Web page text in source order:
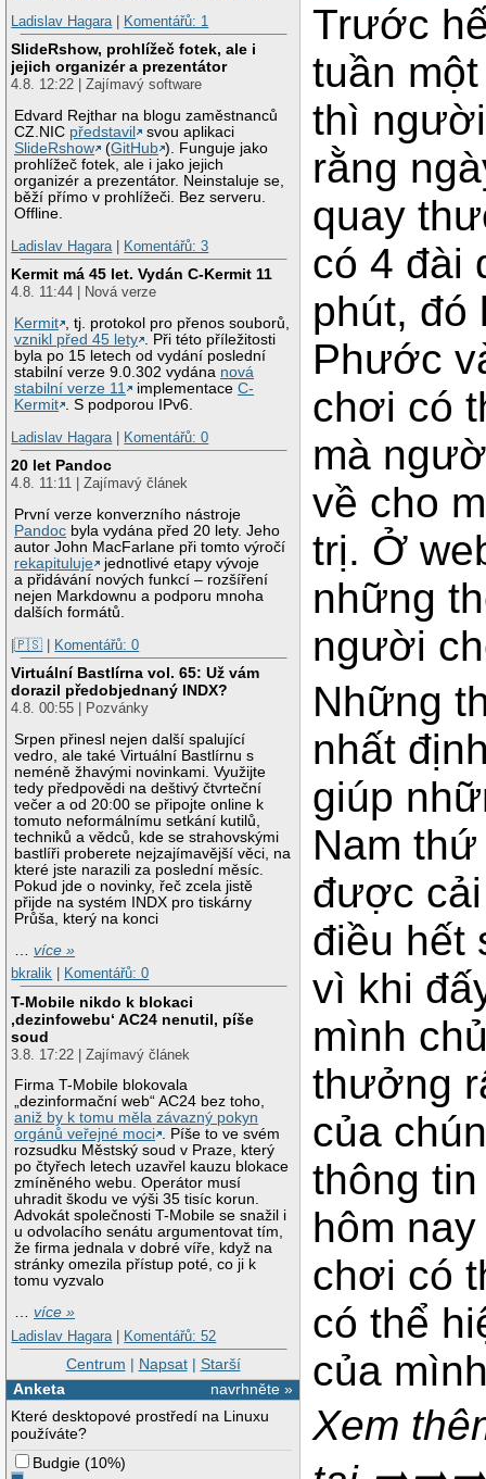
Ladislav Hagara | Komentářů: 1
SlideRshow, prohlížeč fotek, ale i
jejich organizér a prezentátor
4.8. 12:22 | Zajímavý software
Edvard Rejthar na blogu zaměstnanců
CZ.NIC představil
svou aplikaci
SlideRshow
(GitHub ). Funguje jako
prohlížeč fotek, ale i jako jejich
organizér a prezentátor. Neinstaluje se,
běží přímo v prohlížeči. Bez serveru.
Offline.
Ladislav Hagara | Komentářů: 3
Kermit má 45 let. Vydán C-Kermit 11
4.8. 11:44 | Nová verze
Kermit , tj. protokol pro přenos souborů,
vznikl před 45 lety . Při této příležitosti
byla po 15 letech od vydání poslední
stabilní verze 9.0.302 vydána nová
stabilní verze 11
implementaceC-
Kermit . S podporou IPv6.
Ladislav Hagara | Komentářů: 0
20 let Pandoc
4.8. 11:11 | Zajímavý článek
První verze konverzního nástroje
Pandoc byla vydána před 20 lety. Jeho
autor John MacFarlane při tomto výročí
rekapituluje
jednotlivé etapy vývoje
a přidávání nových funkcí – rozšíření
nejen Markdownu a podporu mnoha
dalších formátů.
|🇵🇸 | Komentářů: 0
Virtuální Bastlírna vol. 65: Už vám
dorazil předobjednaný INDX?
4.8. 00:55 | Pozvánky
Srpen přinesl nejen další spalující
vedro, ale také Virtuální Bastlírnu s
neméně žhavými novinkami. Využijte
tedy předpovědi na deštivý čtvrteční
večer a od 20:00 se připojte online k
tomuto neformálnímu setkání kutilů,
techniků a vědců, kde se strahovskými
bastlíři proberete nejzajímavější věci, na
které jste narazili za poslední měsíc.
Pokud jde o novinky, řeč zcela jistě
přijde na systém INDX pro tiskárny
Průša, který na konci
…více »
bkralik
Komentářů: 0
T-Mobile nikdo k blokaci
‚dezinfowebu‘ AC24 nenutil, píše
soud
3.8. 17:22 | Zajímavý článek
Firma T-Mobile blokovala
„dezinformační web“ AC24 bez toho,
aniž by k tomu měla závazný pokyn
orgánů veřejné moci . Píše to ve svém
rozsudku Městský soud v Praze, který
po čtyřech letech uzavřel kauzu blokace
zmíněného webu. Operátor musí
uhradit škodu ve výši 35 tisíc korun.
Advokát společnosti T-Mobile se snažil i
u odvolacího senátu argumentovat tím,
že firma jednala v dobré víře, když na
stránky omezila přístup poté, co ji k
tomu vyzvalo
…více »
Ladislav Hagara | Komentářů: 52
Centrum | Napsat| Starší
navrhněte »
Anketa
Které desktopové prostředí na Linuxu
používáte?
Budgie (10%)
Trước
tuần
thì
rằng
quay
có 4 đài
phút, đó
Phước
chơi có
mà
về cho
trị. Ở
những
người
Những
nhất
giúp
Nam
được
điều hết
vì khi
mình
thưởng
của
thông
hôm
chơi có
có thể
của
Xem